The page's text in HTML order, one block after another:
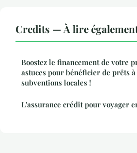
Credits — À lire
Boostez le financement de votre
astuces pour bénéficier de prêts
subventions locales !
L'assurance crédit pour voyager